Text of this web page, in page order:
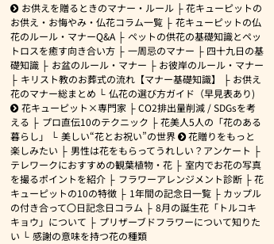
お供えを贈るときのマナー・ルール
花キューピットの
お供え・お悔やみ・仏花コラム一覧
花キューピットの仏
花のルール・マナーQ&A
ペットの供花の基礎知識とペッ
トロスを癒す向き合い方
一周忌のマナー
四十九日の基
礎知識
お盆のルール・マナー
お彼岸のルール・マナー
キリスト教のお葬式の流れ【マナー基礎知識】
お供え
花のマナー総まとめ
仏花の選び方ガイド（早見表あり)
花キューピット×専門家
CO2排出量削減 / SDGsを考
える
プロ直伝10のテクニック
花美人5人の「花のある
暮らし」
美しい“花とお祝い”の世界
花贈りをもっと
楽しみたい
男性は花をもらってうれしい？アンケート
テレワークにおすすめの観葉植物・花
室内でお花の写真
を撮るポイントを紹介
フラワーアレンジメント診断
花
キューピットの10の特徴
1年間の記念日一覧
カップル
の付き合って〇日記念日コラム
8月の誕生花「トルコキ
キョウ」について
プリザーブドフラワーについて知りた
い
感謝の意味を持つ花の種類